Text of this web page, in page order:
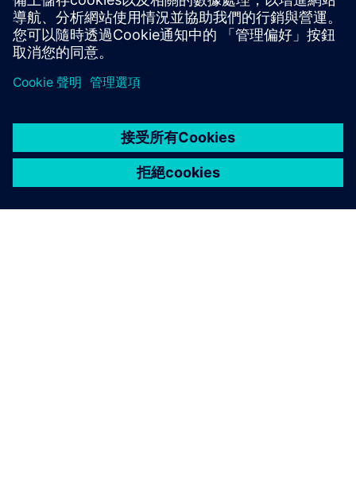
電子書
| 優化電池製造的質量、生產力和可持續性